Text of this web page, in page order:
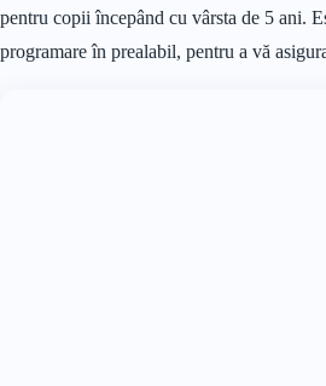
pentru copii începând cu vârsta de 5 ani.
programare în prealabil, pentru a vă